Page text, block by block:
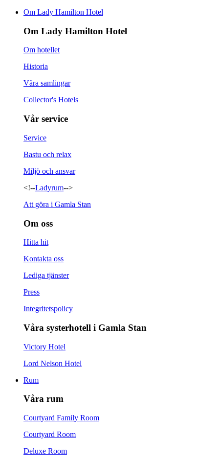
Om Lady Hamilton Hotel
Om Lady Hamilton Hotel
Om hotellet
Historia
Våra samlingar
Collector's Hotels
Vår service
Service
Bastu och relax
Miljö och ansvar
<!--Ladyrum-->
Att göra i Gamla Stan
Om oss
Hitta hit
Kontakta oss
Lediga tjänster
Press
Integritetspolicy
Våra systerhotell i Gamla Stan
Victory Hotel
Lord Nelson Hotel
Rum
Våra rum
Courtyard Family Room
Courtyard Room
Deluxe Room